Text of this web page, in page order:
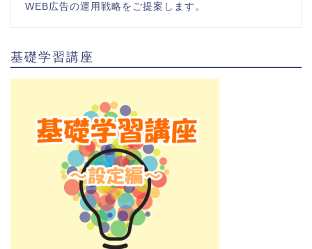
WEB広告の運用戦略をご提案します。
基礎学習講座